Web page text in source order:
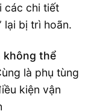
các chi tiết
lại bị trì hoãn.
không thể
là phụ tùng
kiện vận